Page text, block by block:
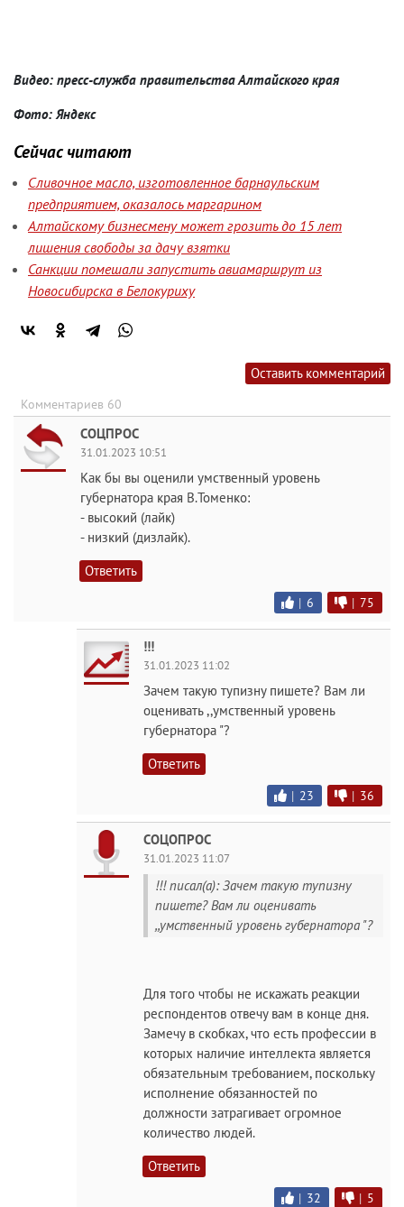
Видео: пресс-служба правительства Алтайского края
Фото: Яндекс
Сейчас читают
Сливочное масло, изготовленное барнаульским
предприятием, оказалось маргарином
Алтайскому бизнесмену может грозить до 15 лет
лишения свободы за дачу взятки
Санкции помешали запустить авиамаршрут из
Новосибирска в Белокуриху
Оставить комментарий
Комментариев 60
СОЦПРОС
31.01.2023 10:51
Как бы вы оценили умственный уровень
губернатора края В.Томенко:
- высокий (лайк)
- низкий (дизлайк).
Ответить
| 6 | 75
!!!
31.01.2023 11:02
Зачем такую тупизну пишете? Вам ли
оценивать ,,умственный уровень
губернатора "?
Ответить
| 23 | 36
СОЦОПРОС
31.01.2023 11:07
!!! писал(а): Зачем такую тупизну
пишете? Вам ли оценивать
,,умственный уровень губернатора "?
Для того чтобы не искажать реакции
респондентов отвечу вам в конце дня.
Замечу в скобках, что есть профессии в
которых наличие интеллекта является
обязательным требованием, поскольку
исполнение обязанностей по
должности затрагивает огромное
количество людей.
Ответить
| 32 | 5